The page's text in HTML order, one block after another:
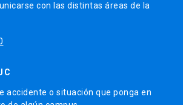
con las distintas áreas de la
accidente o situación que ponga en